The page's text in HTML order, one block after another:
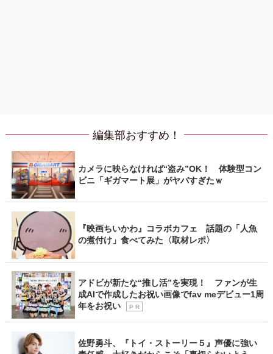
編集部おすすめ！
カメラに映らなければ“盗み”OK！ 体験型コン
ビニ「ギガマート展」がヤバすぎたｗ
『映画ちいかわ』コラボカフェ 話題の「人魚
の煮付け」食べてみた〈取材レポ〉
アドビが新たな“推し活”を実現！ ファンが生
成AIで作成したお祝い画像でfav meデビュー1周
年をお祝い
P R
佐野勇斗、『トイ・ストーリー５』声優に強い